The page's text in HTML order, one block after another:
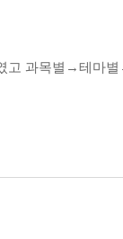
고 과목별→테마